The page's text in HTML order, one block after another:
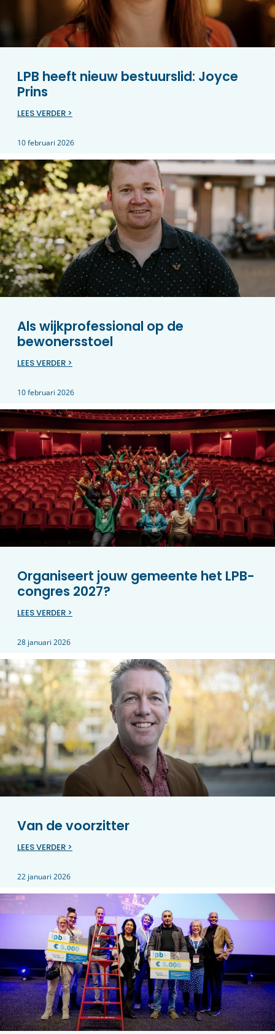
LPB heeft nieuw bestuurslid: Joyce
Prins
LEES VERDER >
10 februari 2026
Als wijkprofessional op de
bewonersstoel
LEES VERDER >
10 februari 2026
Organiseert jouw gemeente het LPB-
congres 2027?
LEES VERDER >
28 januari 2026
Van de voorzitter
LEES VERDER >
22 januari 2026